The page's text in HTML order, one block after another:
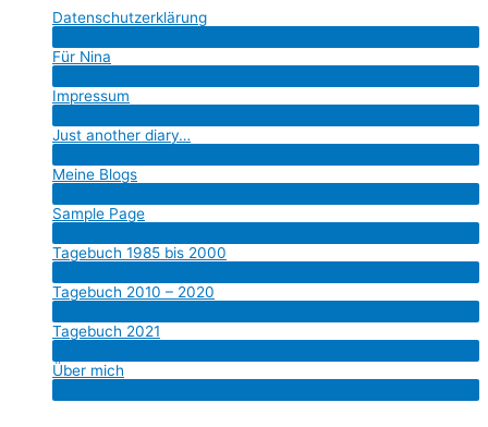
Datenschutzerklärung
Für Nina
Impressum
Just another diary…
Meine Blogs
Sample Page
Tagebuch 1985 bis 2000
Tagebuch 2010 – 2020
Tagebuch 2021
Über mich